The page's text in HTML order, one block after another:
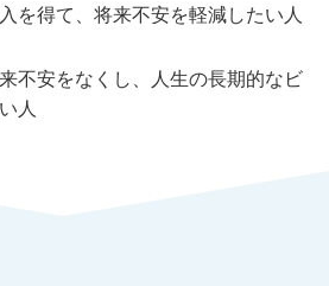
を得て、将来不安を軽減したい人
不安をなくし、人生の長期的なビ
人